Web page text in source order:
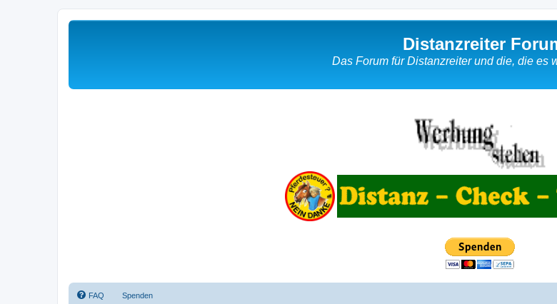
Distanzreiter
Das Forum für Distanzreiter und die, die es
FAQ Spenden